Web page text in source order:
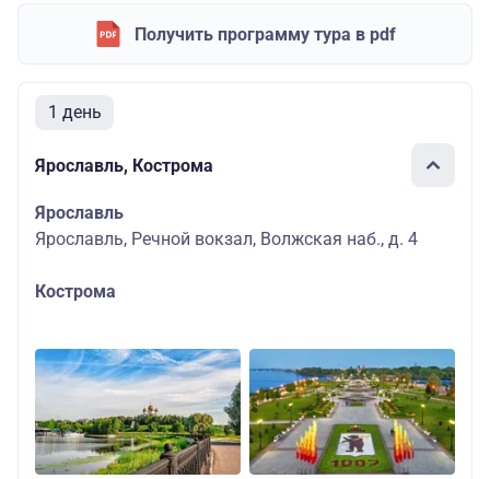
Получить программу тура в pdf
1 день
Ярославль, Кострома
Ярославль
Ярославль, Речной вокзал, Волжская наб., д. 4
Кострома